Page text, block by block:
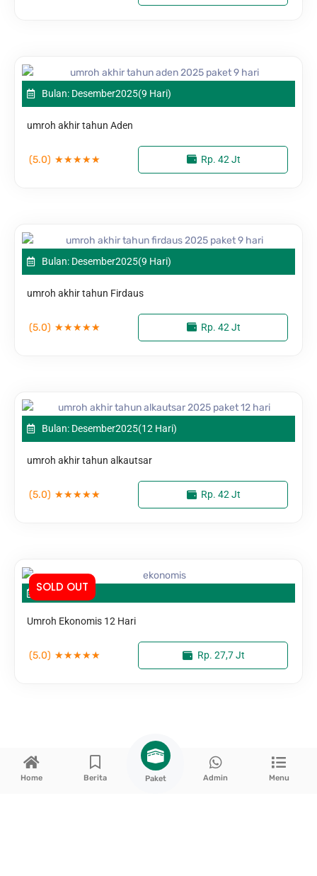
Bulan: Desember2025(9 Hari)
umroh akhir tahun Aden
(5.0) ★★★★★ Rp. 42 Jt
Bulan: Desember2025(9 Hari)
umroh akhir tahun Firdaus
(5.0) ★★★★★ Rp. 42 Jt
Bulan: Desember2025(12 Hari)
umroh akhir tahun alkautsar
(5.0) ★★★★★ Rp. 42 Jt
SOLD OUT
Umroh Ekonomis 12 Hari
(5.0) ★★★★★ Rp. 27,7 Jt
Home Berita Paket Admin Menu